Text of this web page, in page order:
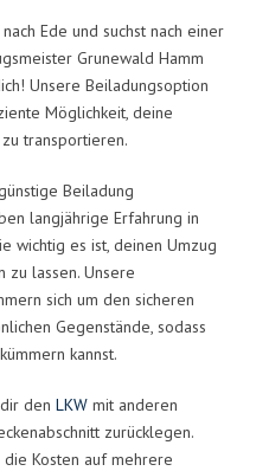
Ede und suchst nach einer
Grunewald Hamm
Unsere Beiladungsoption
Möglichkeit, deine
transportieren.
Beiladung
langjährige Erfahrung in
wichtig es ist, deinen Umzug
lassen. Unsere
sich um den sicheren
Gegenstände, sodass
kannst.
den LKW mit anderen
zurücklegen.
die Kosten auf mehrere